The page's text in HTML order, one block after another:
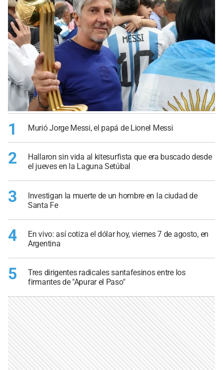
1 Murió Jorge Messi, el papá de Lionel Messi
2
Hallaron sin vida al kitesurfista que era buscado desde
el jueves en la Laguna Setúbal
3
Investigan la muerte de un hombre en la ciudad de
Santa Fe
4
En vivo: así cotiza el dólar hoy, viernes 7 de agosto, en
Argentina
5
Tres dirigentes radicales santafesinos entre los
firmantes de "Apurar el Paso"